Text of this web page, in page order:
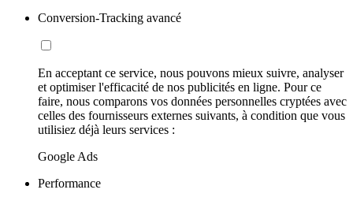
Conversion-Tracking avancé
En acceptant ce service, nous pouvons mieux suivre, analyser
et optimiser l'efficacité de nos publicités en ligne. Pour ce
faire, nous comparons vos données personnelles cryptées avec
celles des fournisseurs externes suivants, à condition que vous
utilisiez déjà leurs services :
Google Ads
Performance